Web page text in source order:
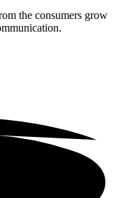
the consumers grow